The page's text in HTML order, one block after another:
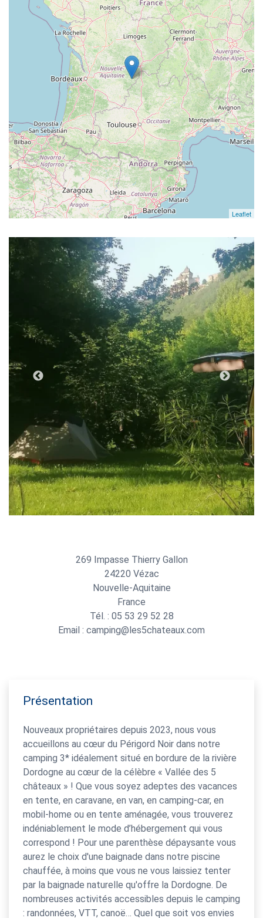
Leaflet
269 Impasse Thierry Gallon
24220 Vézac
Nouvelle-Aquitaine
France
Tél. : 05 53 29 52 28
Email : moc.xuaetahc5sel@gnipmac
Présentation
Nouveaux propriétaires depuis 2023, nous vous
accueillons au cœur du Périgord Noir dans notre
camping 3* idéalement situé en bordure de la rivière
Dordogne au cœur de la célèbre « Vallée des 5
châteaux » ! Que vous soyez adeptes des vacances
en tente, en caravane, en van, en camping-car, en
mobil-home ou en tente aménagée, vous trouverez
indéniablement le mode d’hébergement qui vous
correspond ! Pour une parenthèse dépaysante vous
aurez le choix d'une baignade dans notre piscine
chauffée, à moins que vous ne vous laissiez tenter
par la baignade naturelle qu'offre la Dordogne. De
nombreuses activités accessibles depuis le camping
: randonnées, VTT, canoë… Quel que soit vos envies